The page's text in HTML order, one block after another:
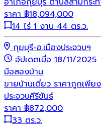
ราคา ฿18,094,000
14 ไร่ 1 งาน 44 ตร.ว.
กุยบุรี-อ.เมืองประจวบฯ
อัปเดตเมื่อ 18/11/2025
มือสองบ้าน
ขายบ้านเดี่ยว ราคาถูกเพีย
ประจวบคีรีขันธ์
ราคา ฿872,000
33 ตร.ว.